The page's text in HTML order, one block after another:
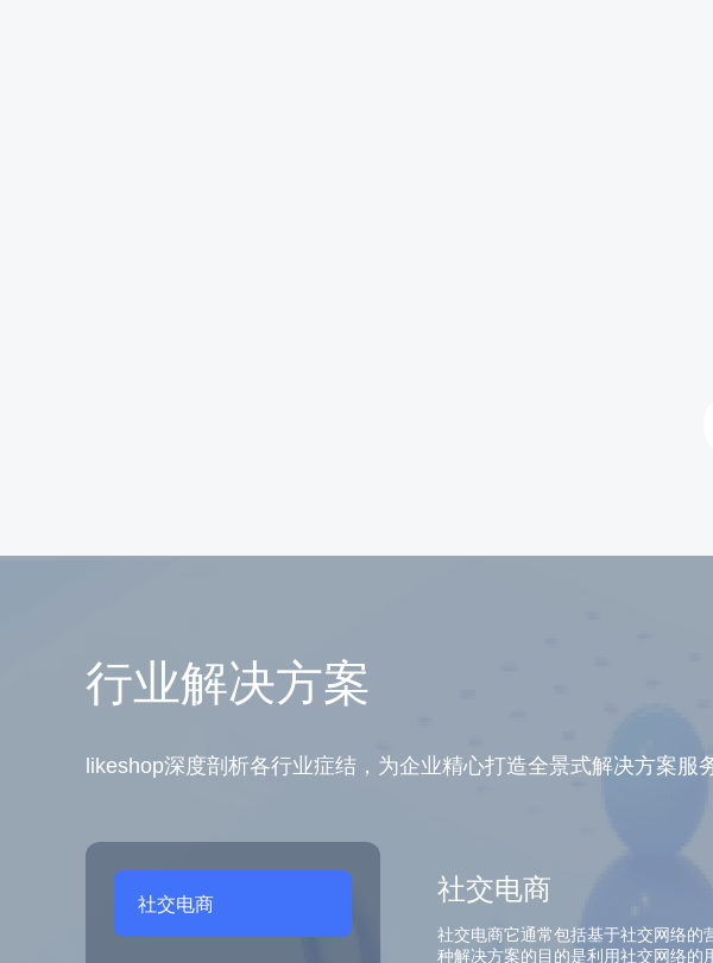
行业解决方案
likeshop深度剖析各行业症结，为企业精心打造全景式解决方案服
社交电商 社交电商
社交电商它通常包括基于社交网络的
种解决方案的目的是利用社交网络的